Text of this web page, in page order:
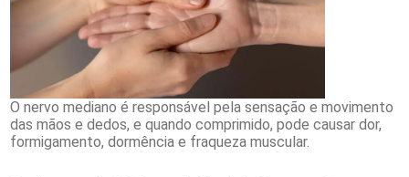
O nervo mediano é responsável pela sensação e movimento
das mãos e dedos, e quando comprimido, pode causar dor,
formigamento, dormência e fraqueza muscular.